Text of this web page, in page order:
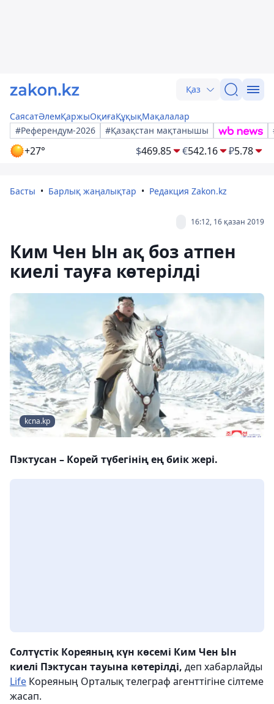
Қаз
СаясатӘлемҚаржыОқиғаҚұқықМақалалар
#Референдум-2026
#Қазақстан мақтанышы
+27° $469.85 €542.16 ₽5.78
Басты Барлық жаңалықтар Редакция Zakon.kz
16:12, 16 қазан 2019
Ким Чен Ын ақ боз атпен
киелі тауға көтерілді
kcna.kp
Пэктусан – Корей түбегінің ең биік жері.
Солтүстік Кореяның күн көсемі Ким Чен Ын
киелі Пэктусан тауына көтерілді, деп хабарлайды
Life Кореяның Орталық телеграф агенттігіне сілтеме
жасап.